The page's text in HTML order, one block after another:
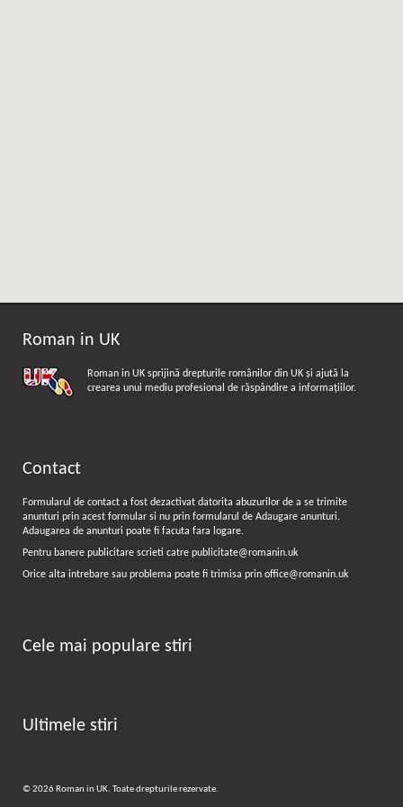
Roman in UK
Roman in UK sprijină drepturile românilor din UK şi ajută la
crearea unui mediu profesional de răspândire a informaţiilor.
Contact
Formularul de contact a fost dezactivat datorita abuzurilor de a se trimite
anunturi prin acest formular si nu prin formularul de Adaugare anunturi.
Adaugarea de anunturi poate fi facuta fara logare.
Pentru banere publicitare scrieti catre publicitate@romanin.uk
Orice alta intrebare sau problema poate fi trimisa prin office@romanin.uk
Cele mai populare stiri
Ultimele stiri
© 2026 Roman in UK. Toate drepturile rezervate.